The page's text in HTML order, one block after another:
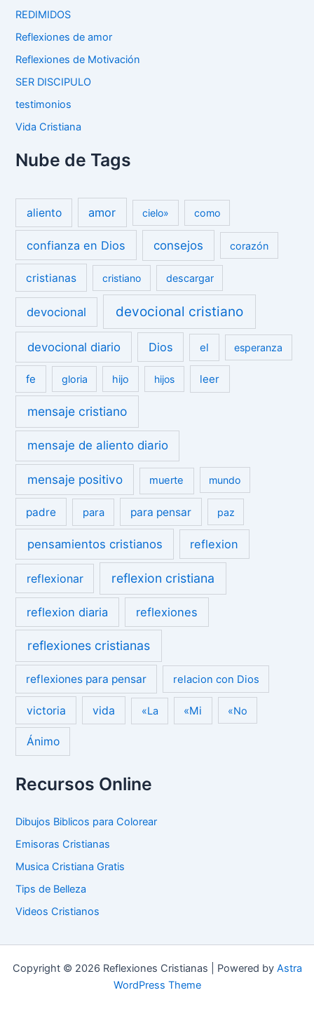
REDIMIDOS
Reflexiones de amor
Reflexiones de Motivación
SER DISCIPULO
testimonios
Vida Cristiana
Nube de Tags
aliento amor cielo» como
confianza en Dios consejos corazón
cristianas cristiano descargar
devocional devocional cristiano
devocional diario Dios el esperanza
fe gloria hijo hijos leer
mensaje cristiano
mensaje de aliento diario
mensaje positivo muerte mundo
padre para para pensar paz
pensamientos cristianos reflexion
reflexionar reflexion cristiana
reflexion diaria reflexiones
reflexiones cristianas
reflexiones para pensar relacion con Dios
victoria vida «La «Mi «No
Ánimo
Recursos Online
Dibujos Biblicos para Colorear
Emisoras Cristianas
Musica Cristiana Gratis
Tips de Belleza
Videos Cristianos
Copyright © 2026 Reflexiones Cristianas | Powered by Astra
WordPress Theme